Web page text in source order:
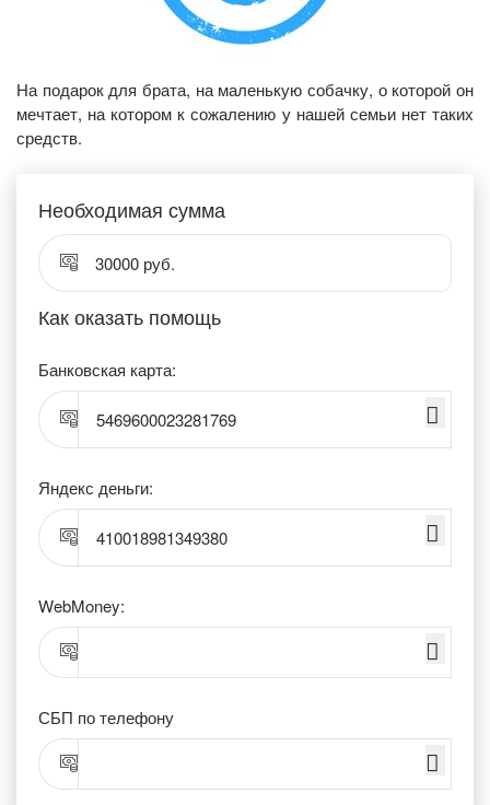
На подарок для брата, на маленькую собачку, о которой он
мечтает, на котором к сожалению у нашей семьи нет таких
средств.
Необходимая сумма
30000 руб.
Как оказать помощь
Банковская карта:
5469600023281769
Яндекс деньги:
410018981349380
WebMoney:
СБП по телефону